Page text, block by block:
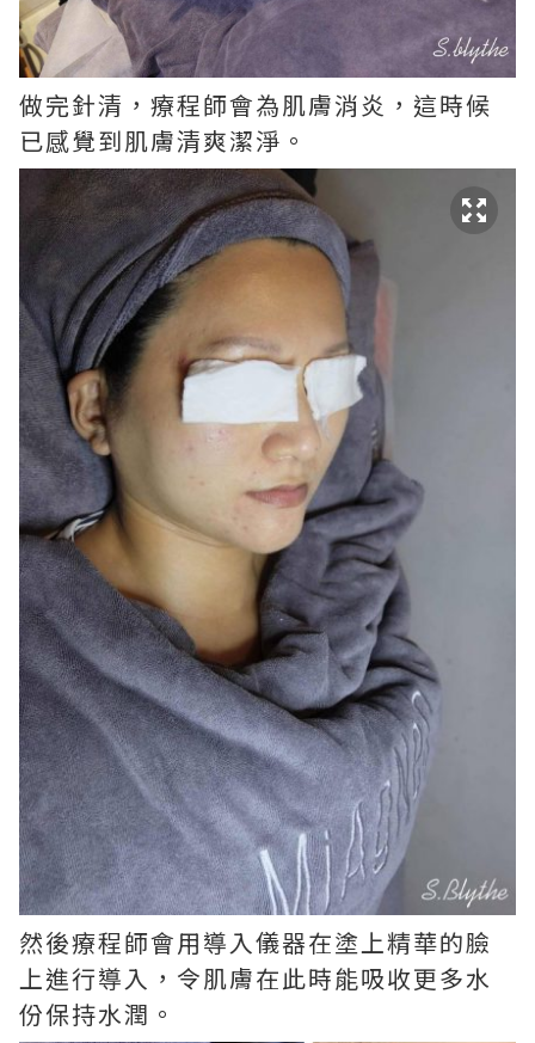
做完針清，療程師會為肌膚消炎，這時候
已感覺到肌膚清爽潔淨。
然後療程師會用導入儀器在塗上精華的臉
上進行導入，令肌膚在此時能吸收更多水
份保持水潤。